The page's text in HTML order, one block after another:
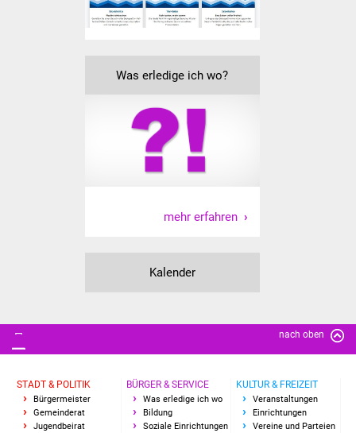
Gewerbe - Selbsteintrag
Was erledige ich wo?
mehr erfahren
Kalender
nach oben
STADT & POLITIK
Bürgermeister
Gemeinderat
Jugendbeirat
BÜRGER & SERVICE
Was erledige ich wo
Bildung
Soziale Einrichtungen
KULTUR & FREIZEIT
Veranstaltungen
Einrichtungen
Vereine und Parteien